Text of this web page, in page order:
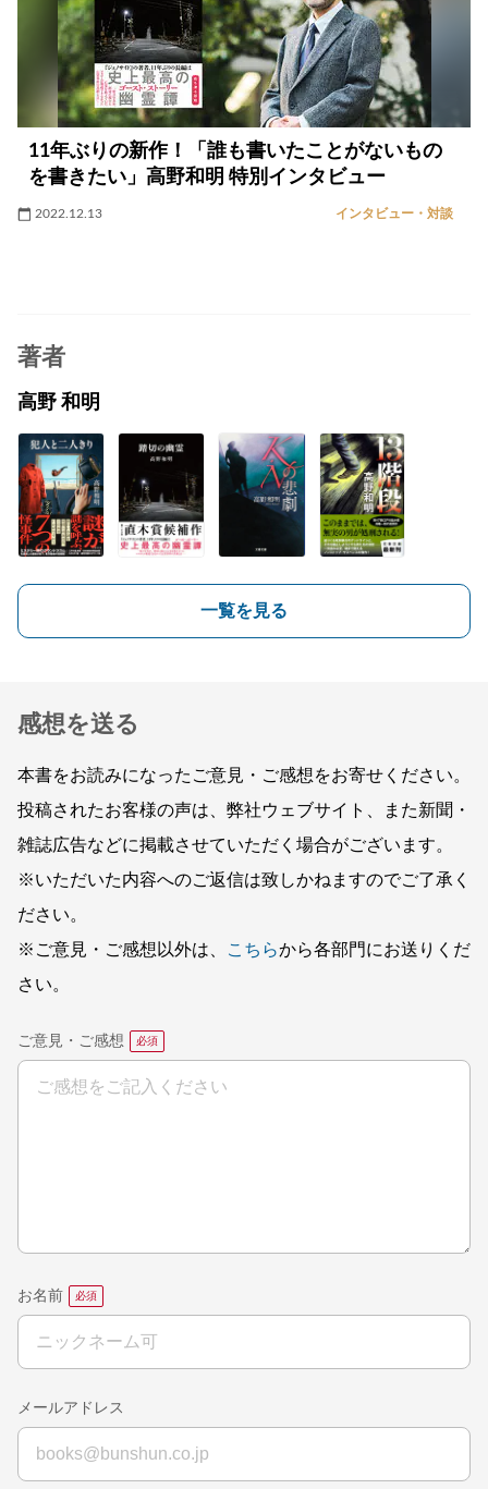
11年ぶりの新作！「誰も書いたことがないもの
を書きたい」高野和明 特別インタビュー
2022.12.13 インタビュー・対談
著者
高野 和明
一覧を見る
感想を送る
本書をお読みになったご意見・ご感想をお寄せください。
投稿されたお客様の声は、弊社ウェブサイト、また新聞・
雑誌広告などに掲載させていただく場合がございます。
※いただいた内容へのご返信は致しかねますのでご了承く
ださい。
※ご意見・ご感想以外は、
こちらから各部門にお送りくだ
さい。
ご意見・ご感想
お名前
メールアドレス